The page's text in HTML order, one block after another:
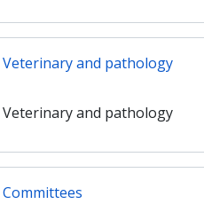
au presse-papier
Veterinary and pathology
Veterinary and pathology
Committees